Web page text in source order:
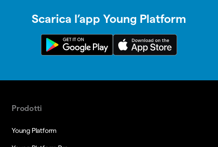
Scarica l’app Young Platform
Prodotti
Young Platform